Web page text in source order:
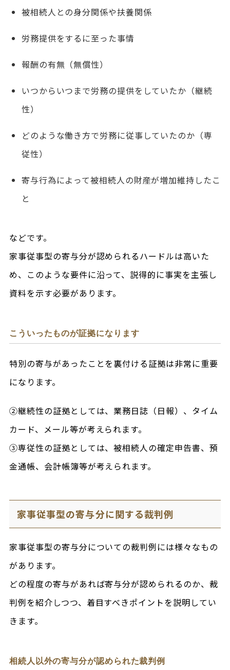
被相続人との身分関係や扶養関係
労務提供をするに至った事情
報酬の有無（無償性）
いつからいつまで労務の提供をしていたか（継続
性）
どのような働き方で労務に従事していたのか（専
従性）
寄与行為によって被相続人の財産が増加維持したこ
と
などです。
家事従事型の寄与分が認められるハードルは高いた
め、このような要件に沿って、説得的に事実を主張し
資料を示す必要があります。
こういったものが証拠になります
特別の寄与があったことを裏付ける証拠は非常に重要
になります。
②継続性の証拠としては、業務日誌（日報）、タイム
カード、メール等が考えられます。
③専従性の証拠としては、被相続人の確定申告書、預
金通帳、会計帳簿等が考えられます。
家事従事型の寄与分に関する裁判例
家事従事型の寄与分についての裁判例には様々なもの
があります。
どの程度の寄与があれば寄与分が認められるのか、裁
判例を紹介しつつ、着目すべきポイントを説明してい
きます。
相続人以外の寄与分が認められた裁判例